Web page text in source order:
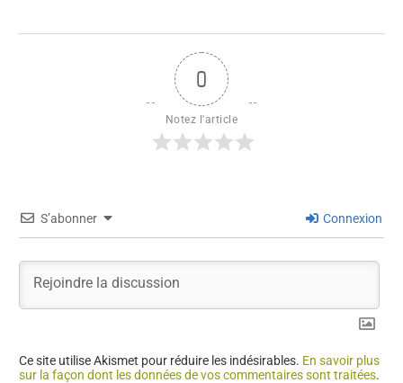
0
Notez l'article
S’abonner Connexion
Ce site utilise Akismet pour réduire les indésirables. En savoir plus
sur la façon dont les données de vos commentaires sont traitées.